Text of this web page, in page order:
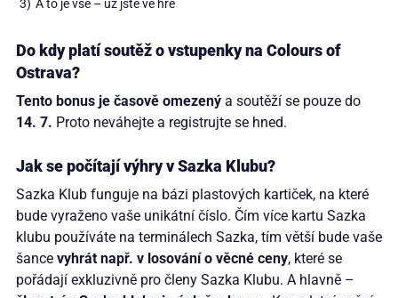
A to je vše – už jste ve hře
Do kdy platí soutěž o vstupenky na Colours of
Ostrava?
Tento bonus je časově omezený a soutěží se pouze do
14. 7. Proto neváhejte a registrujte se hned.
Jak se počítají výhry v Sazka Klubu?
Sazka Klub funguje na bázi plastových kartiček, na které
bude vyraženo vaše unikátní číslo. Čím více kartu Sazka
klubu používáte na terminálech Sazka, tím větší bude vaše
šance vyhrát např. v losování o věcné ceny, které se
pořádají exkluzivně pro členy Sazka Klubu. A hlavně –